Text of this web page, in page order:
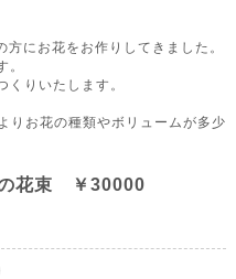
にお花をお作りしてきました。
。
くりいたします。
お花の種類やボリュームが多少
花束 ￥30000